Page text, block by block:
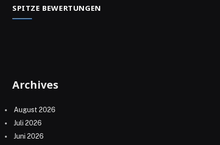
SPITZE BEWERTUNGEN
Archives
August 2026
Juli 2026
Juni 2026